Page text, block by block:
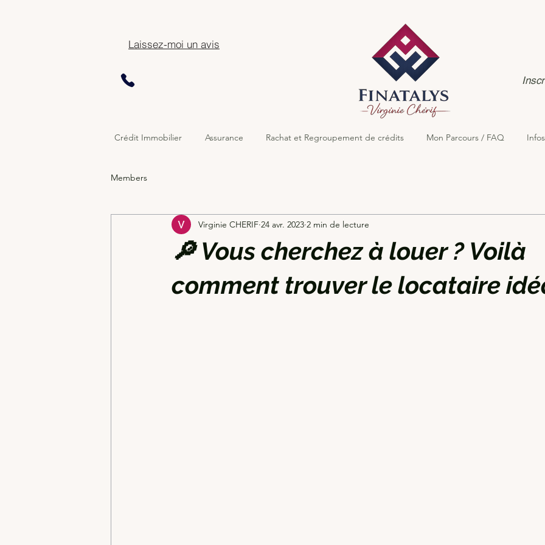
Laissez-moi un avis
Crédit Immobilier Assurance Rachat et Regroupement de crédits Mon Parcours / FAQ
Members
🔎 Vous cherchez à louer ? Voilà
comment trouver le locataire
Virginie CHERIF 24 avr. 2023 2 min de lecture